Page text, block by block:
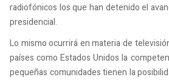
radiofónicos los que han detenido el
presidencial.
Lo mismo ocurrirá en materia de
países como Estados Unidos la
pequeñas comunidades tienen la